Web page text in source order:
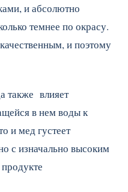
и абсолютно
темнее по окрасу.
и поэтому
также влияет
в нем воды к
и мед густеет
с изначально высоким